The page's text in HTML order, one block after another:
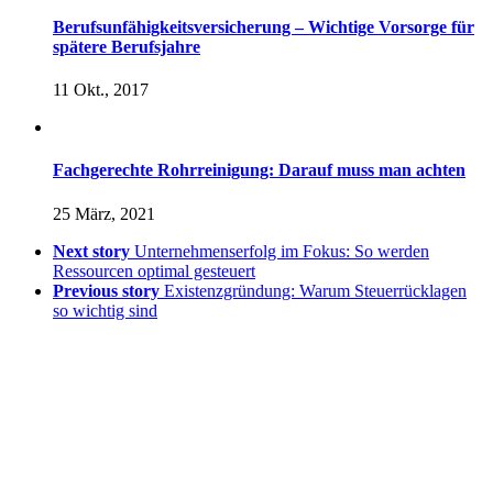
Berufsunfähigkeitsversicherung – Wichtige Vorsorge für
spätere Berufsjahre
11 Okt., 2017
Fachgerechte Rohrreinigung: Darauf muss man achten
25 März, 2021
Next story Unternehmenserfolg im Fokus: So werden
Ressourcen optimal gesteuert
Previous story Existenzgründung: Warum Steuerrücklagen
so wichtig sind